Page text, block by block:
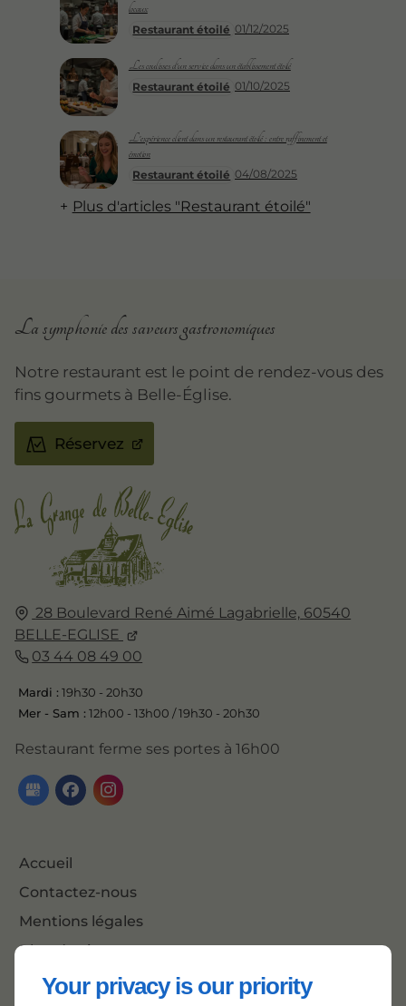
Your privacy is our priority
Restaurant étoilé 01/12/2025
locaux
Restaurant étoilé 01/10/2025
Les coulisses d'un service dans un établissement étoilé
Restaurant étoilé 04/08/2025
L'expérience client dans un restaurant étoilé : entre raffinement et
émotion
Plus d'articles "Restaurant étoilé"
28 Boulevard René Aimé Lagabrielle, 60540
BELLE-EGLISE
03 44 08 49 00
Mardi : 19h30 - 20h30
Mer - Sam : 12h00 - 13h00 / 19h30 - 20h30
Restaurant ferme ses portes à 16h00
Accueil
Contactez-nous
Mentions légales
Plan du site
La symphonie des saveurs gastronomiques
Notre restaurant est le point de rendez-vous des
fins gourmets à Belle-Église.
Réservez